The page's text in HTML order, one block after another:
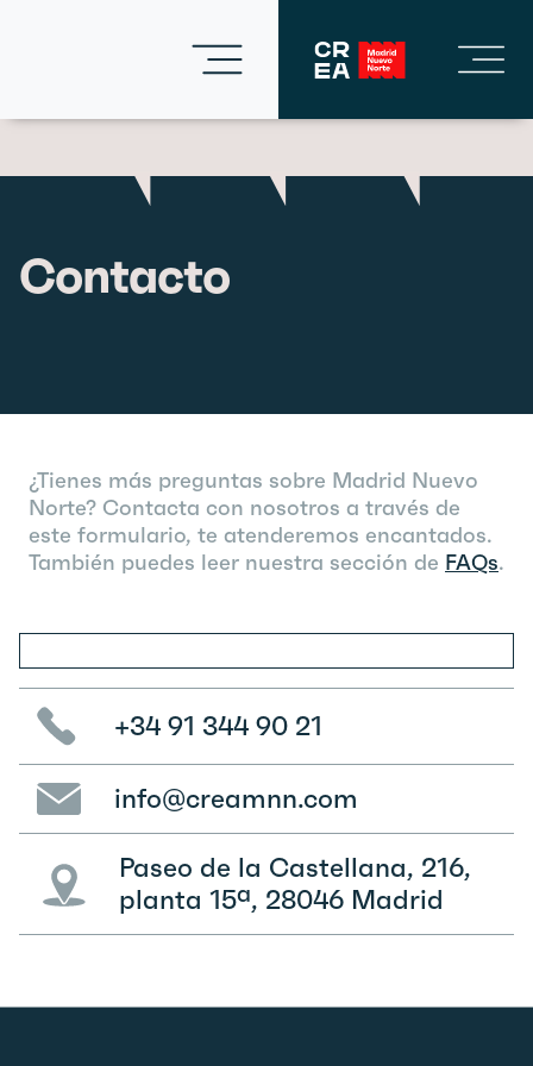
Contacto
¿Tienes más preguntas sobre Madrid Nuevo
Norte? Contacta con nosotros a través de
este formulario, te atenderemos encantados.
También puedes leer nuestra sección de FAQs.
+34 91 344 90 21
info@creamnn.com
Paseo de la Castellana, 216,
planta 15ª, 28046 Madrid